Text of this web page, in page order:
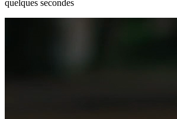
quelques secondes